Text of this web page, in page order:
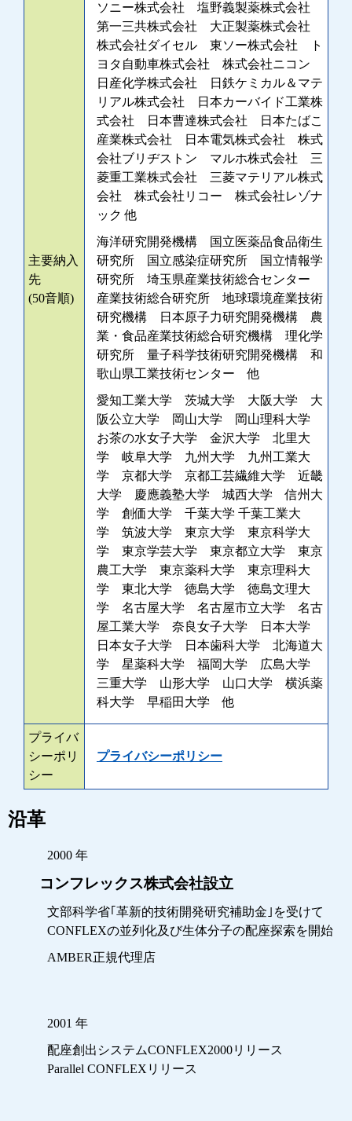
主要納入
先
(50音順)
ソニー株式会社 塩野義製薬株式会社
第一三共株式会社 大正製薬株式会社
株式会社ダイセル 東ソー株式会社 ト
ヨタ自動車株式会社 株式会社ニコン
日産化学株式会社 日鉄ケミカル＆マテ
リアル株式会社 日本カーバイド工業株
式会社 日本曹達株式会社 日本たばこ
産業株式会社 日本電気株式会社 株式
会社ブリヂストン マルホ株式会社 三
菱重工業株式会社 三菱マテリアル株式
会社 株式会社リコー 株式会社レゾナ
ック 他
海洋研究開発機構 国立医薬品食品衛生
研究所 国立感染症研究所 国立情報学
研究所 埼玉県産業技術総合センター
産業技術総合研究所 地球環境産業技術
研究機構 日本原子力研究開発機構 農
業・食品産業技術総合研究機構 理化学
研究所 量子科学技術研究開発機構 和
歌山県工業技術センター 他
愛知工業大学 茨城大学 大阪大学 大
阪公立大学 岡山大学 岡山理科大学
お茶の水女子大学 金沢大学 北里大
学 岐阜大学 九州大学 九州工業大
学 京都大学 京都工芸繊維大学 近畿
大学 慶應義塾大学 城西大学 信州大
学 創価大学 千葉大学 千葉工業大
学 筑波大学 東京大学 東京科学大
学 東京学芸大学 東京都立大学 東京
農工大学 東京薬科大学 東京理科大
学 東北大学 徳島大学 徳島文理大
学 名古屋大学 名古屋市立大学 名古
屋工業大学 奈良女子大学 日本大学
日本女子大学 日本歯科大学 北海道大
学 星薬科大学 福岡大学 広島大学
三重大学 山形大学 山口大学 横浜薬
科大学 早稲田大学 他
プライバ
シーポリ
シー
プライバシーポリシー
沿革
2000 年
コンフレックス株式会社設立
文部科学省｢革新的技術開発研究補助金｣を受けて
CONFLEXの並列化及び生体分子の配座探索を開始
AMBER正規代理店
2001 年
配座創出システムCONFLEX2000リリース
Parallel CONFLEXリリース